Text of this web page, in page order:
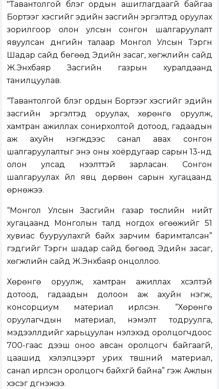
"Тавантолгой бүлэг ордын ашиглагдаагүй байгаа
Бортээг хэсгийг эдийн засгийн эргэлтэд оруулах
зорилгоор олон улсын сонгон шалгаруулалт
явуулсан дүнгийн талаар Монгол Улсын Тэргүүн
Шадар сайд бөгөөд Эдийн засаг, хөгжлийн сайд
Ж.Энхбаяр Засгийн газрын хуралдаанд
танилцуулав.
“Тавантолгой бүлэг ордын Бортээг хэсгийг эдийн
засгийн эргэлтэд оруулах, хөрөнгө оруулж,
хамтран ажиллах сонирхолтой дотоод, гадаадын
аж ахуйн нэгжүүдээс санал авах сонгон
шалгаруулалтыг энэ оны хоёрдугаар сарын 13-нд
олон улсад нээлттэй зарласан. Сонгон
шалгаруулах үйл явц дөрвөн сарын хугацаанд
өрнөжээ.
“Монгол Улсын Засгийн газар төслийн нийт
хугацаанд Монголын талд ногдох өгөөжийг 51
хувиас бууруулахгүй байх зарчим баримталсан”
гэдгийг Тэргүүн шадар сайд бөгөөд Эдийн засаг,
хөгжлийн сайд Ж.Энхбаяр онцоллоо.
Хөрөнгө оруулж, хамтран ажиллах хүсэлтэй
дотоод, гадаадын долоон аж ахуйн нэгж,
консорциум материал ирүүлсэн. “Хөрөнгө
оруулагчдын материал, нэмэлт тодруулга,
мэдээллүүдийг харьцуулан үнэлэхэд оролцогчдоос
700-гаас дээш оноо авсан оролцогч байгаагүй,
цаашид хэлэлцээрт урих түвшний материал,
санал ирүүлсэн оролцогч байхгүй байна” гэж Ажлын
хэсэг дүгнэжээ.